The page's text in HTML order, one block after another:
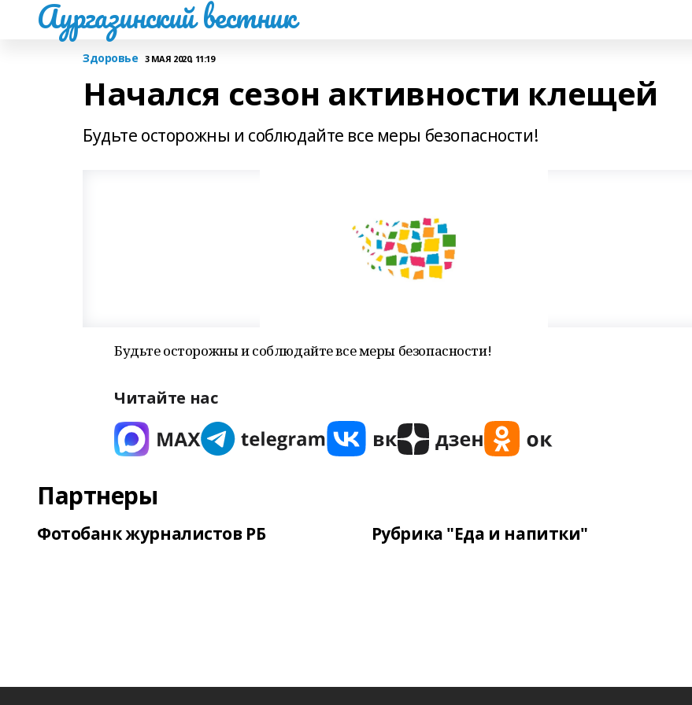
Аургазинский вестник
Здоровье 3 МАЯ 2020, 11:19
Начался сезон активности клещей
Будьте осторожны и соблюдайте все меры безопасности!
Будьте осторожны и соблюдайте все меры безопасности!
Читайте нас
Партнеры
Фотобанк журналистов РБ Рубрика "Еда и напитки"